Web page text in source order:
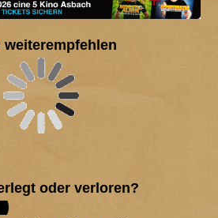
weiterempfehlen
oder verloren?